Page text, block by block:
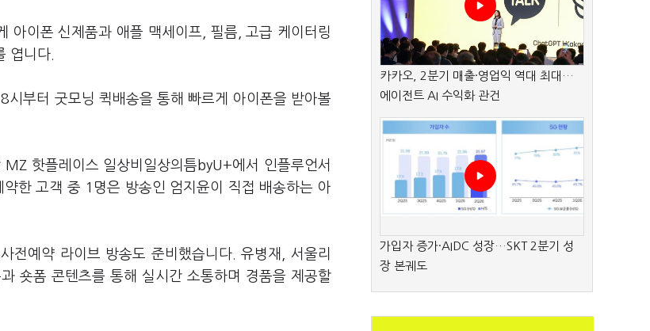
이폰 신제품과 애플 맥세이프, 필름, 고급 케이터링
엽니다.
부터 굿모닝 퀵배송을 통해 빠르게 아이폰을 받아볼
핫플레이스 일상비일상의틈byU+에서 인플루언서
한 고객 중 1명은 방송인 엄지윤이 직접 배송하는 아
예약 라이브 방송도 준비했습니다. 유병재, 서울리
숏폼 콘텐츠를 통해 실시간 소통하며 경품을 제공할
카카오, 2분기 매출·영업익 역대 최대…
에이전트 AI 수익화 관건
가입자 증가·AIDC 성장…SKT 2분기 성
장 본궤도